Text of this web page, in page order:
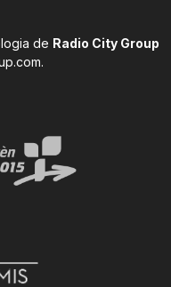
de Radio City Group
.